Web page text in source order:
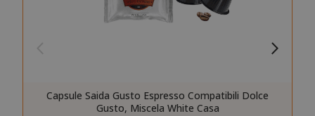
Capsule Saida Gusto Espresso Compatibili Dolce
Gusto, Miscela White Casa
CookieScriptConsent
Google